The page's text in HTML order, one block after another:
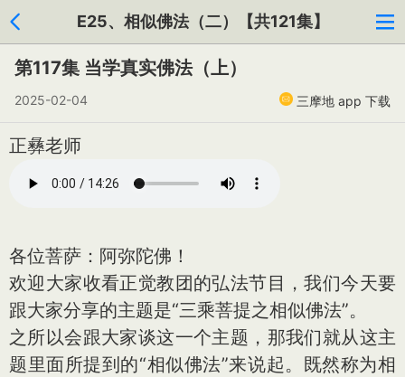
E25、相似佛法（二）【共121集】
第117集 当学真实佛法（上）
2025-02-04 三摩地 app 下载
正彝老师
各位菩萨：阿弥陀佛！
欢迎大家收看正觉教团的弘法节目，我们今天要
跟大家分享的主题是“三乘菩提之相似佛法”。
之所以会跟大家谈这一个主题，那我们就从这主
题里面所提到的“相似佛法”来说起。既然称为相